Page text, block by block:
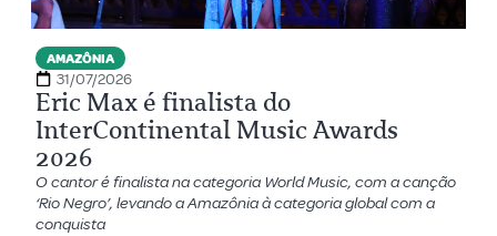
AMAZÔNIA
31/07/2026
Eric Max é finalista do
InterContinental Music Awards
2026
O cantor é finalista na categoria World Music, com a canção
‘Rio Negro’, levando a Amazônia à categoria global com a
conquista